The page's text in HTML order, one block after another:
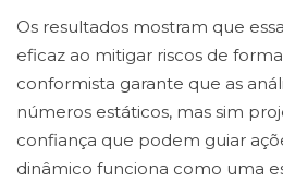
Os resultados mostram que
eficaz ao mitigar riscos de
conformista garante que as
números estáticos, mas sim
confiança que podem guiar
dinâmico funciona como uma